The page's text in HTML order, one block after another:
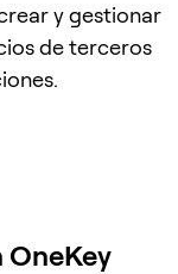
y gestionar
de terceros